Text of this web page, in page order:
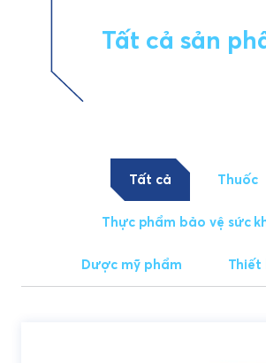
Tất cả sản
Tất cả Thuốc
Thực phẩm bảo vệ sức
Dược mỹ phẩm Thiết